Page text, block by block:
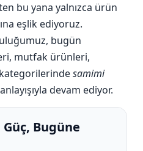
bu yana yalnızca ürün
eşlik ediyoruz.
bugün
mutfak ürünleri,
samimi
anlayışıyla devam ediyor.
Bugüne